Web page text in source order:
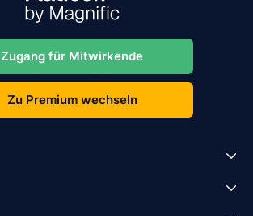
Zugang für Mitwirkende
Zu Premium wechseln